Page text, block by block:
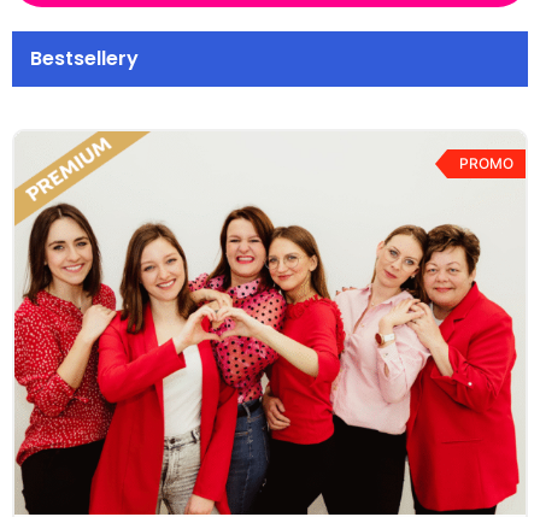
Bestsellery
PROMO